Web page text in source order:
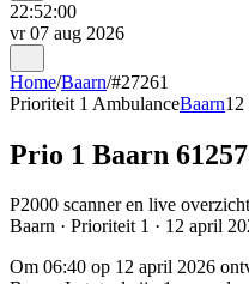
22:52:00
vr 07 aug 2026
Home/Baarn/#27261
Prioriteit 1 AmbulanceBaarn12
Prio 1 Baarn 61257
P2000 scanner en live
Baarn · Prioriteit 1 · 12 april
Om 06:40 op 12 april 2026